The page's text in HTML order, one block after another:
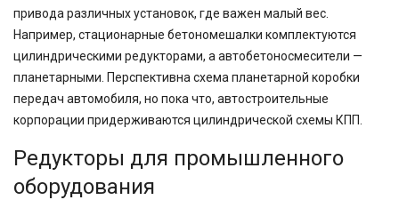
привода различных установок, где важен малый вес.
Например, стационарные бетономешалки комплектуются
цилиндрическими редукторами, а автобетоносмесители —
планетарными. Перспективна схема планетарной коробки
передач автомобиля, но пока что, автостроительные
корпорации придерживаются цилиндрической схемы КПП.
Редукторы для промышленного
оборудования